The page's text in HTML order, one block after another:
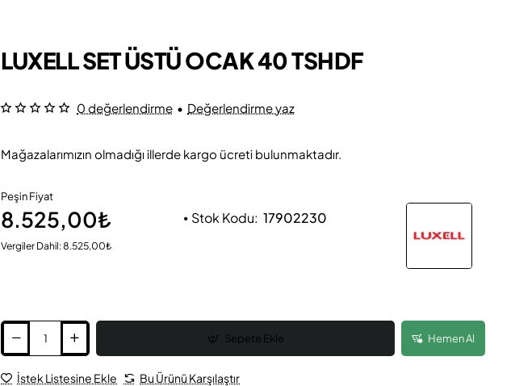
LUXELL SET ÜSTÜ OCAK 40 TSHDF
Mağazalarımızın olmadığı illerde kargo ücreti bulunmaktadır.
0 değerlendirme • Değerlendirme yaz
Peşin Fiyat
8.525,00₺
Vergiler Dahil: 8.525,00₺
Stok Kodu: 17902230
Sepete Ekle Hemen Al
İstek Listesine Ekle Bu Ürünü Karşılaştır